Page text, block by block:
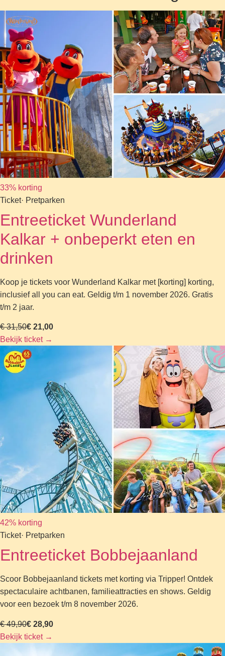
33% korting
Ticket· Pretparken
Entreeticket Wunderland
Kalkar + onbeperkt eten en
drinken
Koop je tickets voor Wunderland Kalkar met [korting] korting,
inclusief all you can eat. Geldig t/m 1 november 2026. Gratis
t/m 2 jaar.
€ 31,50€ 21,00
Bekijk ticket →
42% korting
Ticket· Pretparken
Entreeticket Bobbejaanland
Scoor Bobbejaanland tickets met korting via Tripper! Ontdek
spectaculaire achtbanen, familieattracties en shows. Geldig
voor een bezoek t/m 8 november 2026.
€ 49,90€ 28,90
Bekijk ticket →